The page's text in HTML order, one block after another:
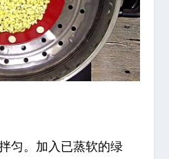
匀。加入已蒸软的绿